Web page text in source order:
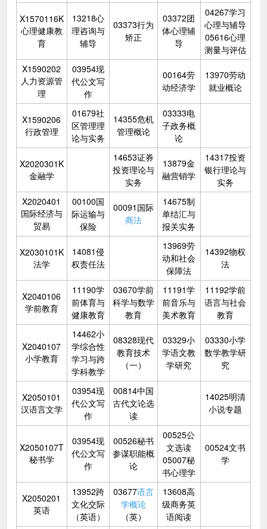
X1570116K
心理健康教
育
13218心
理咨询与
辅导
03373行为
矫正
03372团
体心理辅
导
04267学习
心理与辅导
05616心理
测量与评估
X1590202
人力资源管
理
03954现
代公文写
作
00164劳
动经济学
13970劳动
就业概论
X1590206
行政管理
01679社
区管理理
论与实务
14355危机
管理概论
03333电
子政务概
论
X2020301K
金融学
14653证券
投资理论与
实务
13879金
融营销学
14317投资
银行理论与
实务
X2020401
国际经济与
贸易
00100国
际运输与
保险
00091国际
商法
14675制
单结汇与
报关实务
X2030101K
法学
14081侵
权责任法
13969劳
动和社会
保障法
14392物权
法
X2040106
学前教育
11190学
前体育与
健康教育
03670学前
科学与数学
教育
11191学
前音乐与
美术教育
11192学前
语言与社会
教育
X2040107
小学教育
14462小
学综合性
学习与跨
学科教学
08328现代
教育技术
（一）
03329小
学语文教
学研究
03330小学
数学教学研
究
X2050101
汉语言文学
03954现
代公文写
作
00814中国
古代文论选
读
14025明清
小说专题
X2050107T
秘书学
03954现
代公文写
作
00526秘书
参谋职能概
论
00525公
文选读
05007秘
书心理学
00524文书
学
X2050201
英语
13952跨
文化交际
（英语）
03677语言
学概论
（英）
13608高
级商务英
语阅读